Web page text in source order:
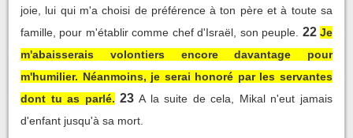
joie, lui qui m'a choisi de préférence à ton père et à toute sa
famille, pour m'établir comme chef d'Israël, son peuple. 22 Je
m'abaisserais volontiers encore davantage pour
m'humilier. Néanmoins, je serai honoré par les servantes
dont tu as parlé. 23 A la suite de cela, Mikal n'eut jamais
d'enfant jusqu'à sa mort.